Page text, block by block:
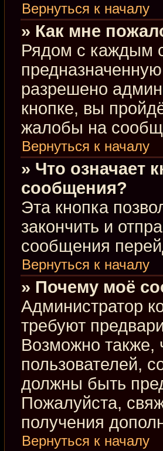
Вернуться к началу
» Как мне
Рядом с каждым
разрешено
кнопке, вы
жалобы на
Вернуться к началу
» Что означает
сообщения?
Эта кнопка
закончить и
сообщения
Вернуться к началу
» Почему моё
Администратор
требуют
Возможно также,
пользователей,
должны быть
Пожалуйста,
получения
Вернуться к началу